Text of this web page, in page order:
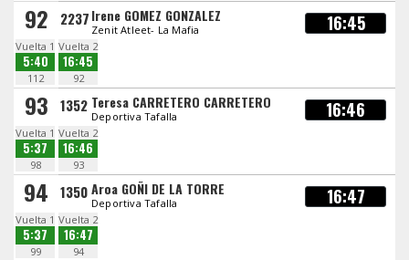
92 2237Irene GOMEZ GONZALEZ
Zenit Atleet- La Mafia 16:45
Vuelta 1
5:40
112
Vuelta 2
16:45
92
93 1352 Teresa CARRETERO CARRETERO
Deportiva Tafalla 16:46
Vuelta 1
5:37
98
Vuelta 2
16:46
93
94 1350Aroa GOÑI DE LA TORRE
Deportiva Tafalla 16:47
Vuelta 1
5:37
99
Vuelta 2
16:47
94